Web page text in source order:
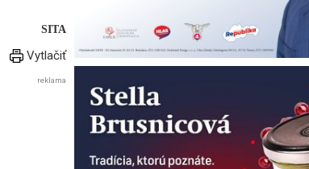
SITA
Vytlačiť
reklama